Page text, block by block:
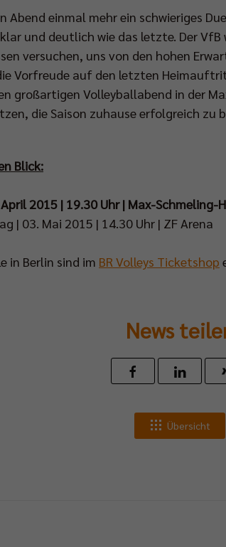
Abend einmal mehr ein schwieriges
und deutlich wie das letzte. Der
versuchen, uns von den hohen
Vorfreude auf den letzten
großartigen Volleyballabend in der
die Saison zuhause erfolgreich zu
Blick:
2015 | 19.30 Uhr | Max-Schmeling-
| 03. Mai 2015 | 14.30 Uhr | ZF Arena
in Berlin sind im BR Volleys Ticketshop
News
Übersicht